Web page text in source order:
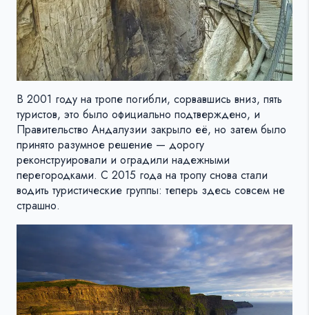
В 2001 году на тропе погибли, сорвавшись вниз, пять
туристов, это было официально подтверждено, и
Правительство Андалузии закрыло её, но затем было
принято разумное решение — дорогу
реконструировали и оградили надежными
перегородками. С 2015 года на тропу снова стали
водить туристические группы: теперь здесь совсем не
страшно.